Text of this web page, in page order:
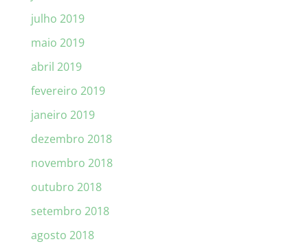
julho 2019
maio 2019
abril 2019
fevereiro 2019
janeiro 2019
dezembro 2018
novembro 2018
outubro 2018
setembro 2018
agosto 2018